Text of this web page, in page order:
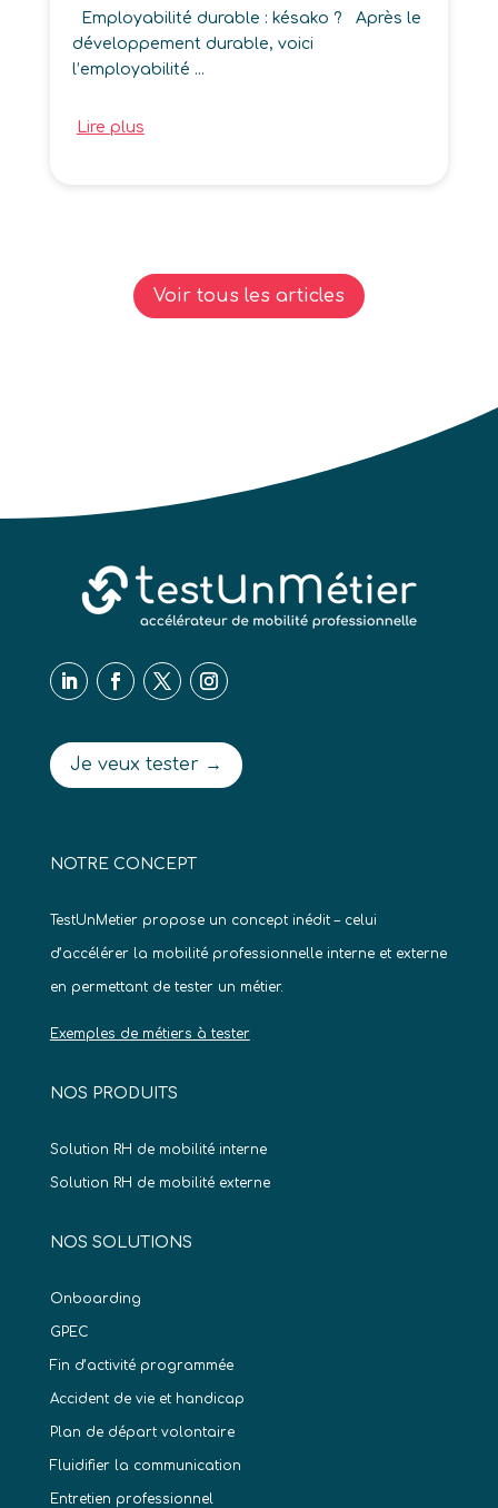
Employabilité durable : késako ? Après le
développement durable, voici
l’employabilité ...
Lire plus
Voir tous les articles
Je veux tester →
NOTRE CONCEPT
TestUnMetier propose un concept inédit – celui
d’accélérer la mobilité professionnelle interne et externe
en permettant de tester un métier.
Exemples de métiers à tester
NOS PRODUITS
Solution RH de mobilité interne
Solution RH de mobilité externe
NOS SOLUTIONS
Onboarding
GPEC
Fin d’activité programmée
Accident de vie et handicap
Plan de départ volontaire
Fluidifier la communication
Entretien professionnel